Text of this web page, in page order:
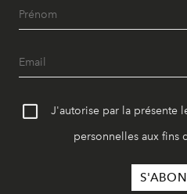
J'autorise par la présente
personnelles aux fins